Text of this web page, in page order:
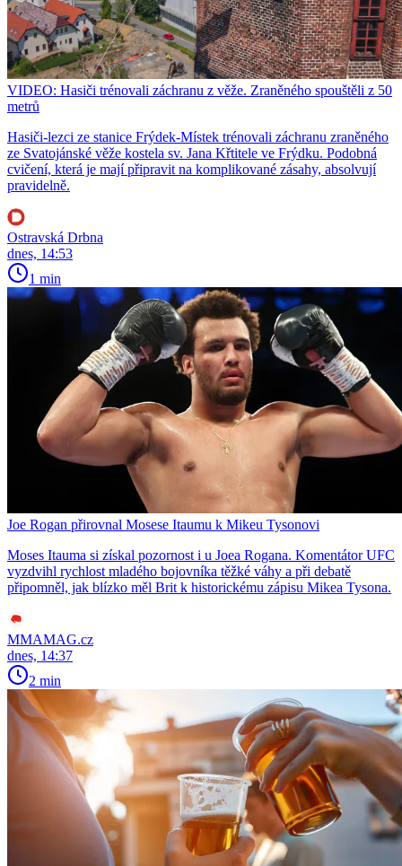
VIDEO: Hasiči trénovali záchranu z věže. Zraněného spouštěli z 50
metrů
Hasiči-lezci ze stanice Frýdek-Místek trénovali záchranu zraněného
ze Svatojánské věže kostela sv. Jana Křtitele ve Frýdku. Podobná
cvičení, která je mají připravit na komplikované zásahy, absolvují
pravidelně.
Ostravská Drbna
dnes, 14:53
1 min
Joe Rogan přirovnal Mosese Itaumu k Mikeu Tysonovi
Moses Itauma si získal pozornost i u Joea Rogana. Komentátor UFC
vyzdvihl rychlost mladého bojovníka těžké váhy a při debatě
připomněl, jak blízko měl Brit k historickému zápisu Mikea Tysona.
MMAMAG.cz
dnes, 14:37
2 min